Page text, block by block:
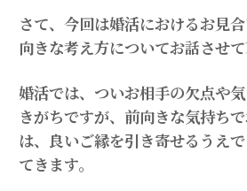
さて、今回は婚活におけるお見
向きな考え方についてお話させ
婚活では、ついお相手の欠点や
きがちですが、前向きな気持ち
は、良いご縁を引き寄せるうえ
てきます。